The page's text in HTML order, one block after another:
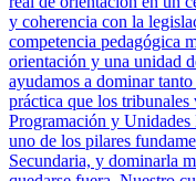
y coherencia con la
competencia pedagógica
orientación y una unidad
ayudamos a dominar
práctica que los tribunales
Programación y
uno de los pilares
Secundaria, y dominarla